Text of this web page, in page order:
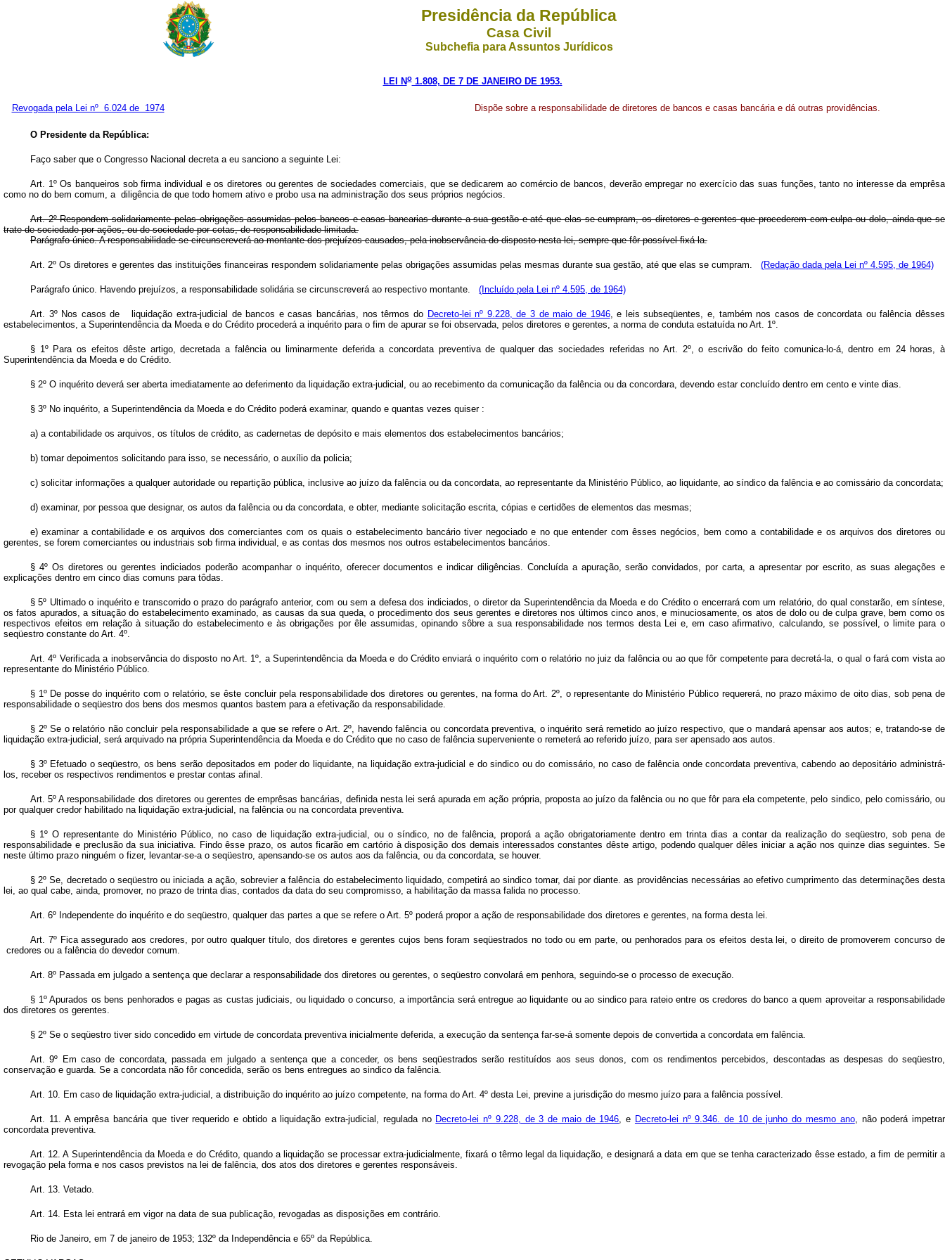
Presidência da República
Casa Civil
Subchefia para Assuntos Jurídicos
LEI No1.808, DE 7 DE JANEIRO DE 1953.
Revogada pela Lei nº 6.024 de 1974 Dispõe sobre a responsabilidade de diretores de bancos e casas bancária e dá outras providências.
O Presidente da República:
Faço saber que o Congresso Nacional decreta a eu sanciono a seguinte Lei:
Art. 1º Os banqueiros sob firma individual e os diretores ou gerentes de sociedades comerciais, que se dedicarem ao comércio de bancos, deverão empregar no exercício das suas funções, tanto no interesse da emprêsa
como no do bem comum, a diligência de que todo homem ativo e probo usa na administração dos seus próprios negócios.
Art.2º Respondem solidariamente pelas obrigações assumidas pelos bancos e casas bancarias durante a sua gestão e até que elas se cumpram, os diretores e gerentes que procederem com culpa ou dolo, ainda que se
trate de sociedade por ações, ou de sociedade por cotas, de responsabilidade limitada.
Parágrafo único. A responsabilidade se circunscreverá ao montante dos prejuízos causados, pela inobservância do disposto nesta lei, sempre que fôr possível fixá-la.
Art. 2º Os diretores e gerentes das instituições financeiras respondem solidariamente pelas obrigações assumidas pelas mesmas durante sua gestão, até que elas se cumpram. (Redação dada pela Lei nº 4.595, de 1964)
Parágrafo único. Havendo prejuízos, a responsabilidade solidária se circunscreverá ao respectivo montante. (Incluído pela Lei nº 4.595, de 1964)
Art. 3º Nos casos de liquidação extra-judicial de bancos e casas bancárias, nos têrmos do Decreto-lei nº 9.228, de 3 de maio de 1946, e leis subseqüentes, e, também nos casos de concordata ou falência dêsses
estabelecimentos, a Superintendência da Moeda e do Crédito procederá a inquérito para o fim de apurar se foi observada, pelos diretores e gerentes, a norma de conduta estatuída no Art. 1º.
§ 1º Para os efeitos dêste artigo, decretada a falência ou liminarmente deferida a concordata preventiva de qualquer das sociedades referidas no Art. 2º, o escrivão do feito comunica-lo-á, dentro em 24 horas, à
Superintendência da Moeda e do Crédito.
§ 2º O inquérito deverá ser aberta imediatamente ao deferimento da liquidação extra-judicial, ou ao recebimento da comunicação da falência ou da concordara, devendo estar concluído dentro em cento e vinte dias.
§ 3º No inquérito, a Superintendência da Moeda e do Crédito poderá examinar, quando e quantas vezes quiser :
a) a contabilidade os arquivos, os títulos de crédito, as cadernetas de depósito e mais elementos dos estabelecimentos bancários;
b) tomar depoimentos solicitando para isso, se necessário, o auxílio da policia;
c) solicitar informações a qualquer autoridade ou repartição pública, inclusive ao juízo da falência ou da concordata, ao representante da Ministério Público, ao liquidante, ao síndico da falência e ao comissário da concordata;
d) examinar, por pessoa que designar, os autos da falência ou da concordata, e obter, mediante solicitação escrita, cópias e certidões de elementos das mesmas;
e) examinar a contabilidade e os arquivos dos comerciantes com os quais o estabelecimento bancário tiver negociado e no que entender com êsses negócios, bem como a contabilidade e os arquivos dos diretores ou
gerentes, se forem comerciantes ou industriais sob firma individual, e as contas dos mesmos nos outros estabelecimentos bancários.
§ 4º Os diretores ou gerentes indiciados poderão acompanhar o inquérito, oferecer documentos e indicar diligências. Concluída a apuração, serão convidados, por carta, a apresentar por escrito, as suas alegações e
explicações dentro em cinco dias comuns para tôdas.
§ 5º Ultimado o inquérito e transcorrido o prazo do parágrafo anterior, com ou sem a defesa dos indiciados, o diretor da Superintendência da Moeda e do Crédito o encerrará com um relatório, do qual constarão, em síntese,
os fatos apurados, a situação do estabelecimento examinado, as causas da sua queda, o procedimento dos seus gerentes e diretores nos últimos cinco anos, e minuciosamente, os atos de dolo ou de culpa grave, bem como os
respectivos efeitos em relação à situação do estabelecimento e às obrigações por êle assumidas, opinando sôbre a sua responsabilidade nos termos desta Lei e, em caso afirmativo, calculando, se possível, o limite para o
seqüestro constante do Art. 4º.
Art. 4º Verificada a inobservância do disposto no Art. 1º, a Superintendência da Moeda e do Crédito enviará o inquérito com o relatório no juiz da falência ou ao que fôr competente para decretá-la, o qual o fará com vista ao
representante do Ministério Público.
§ 1º De posse do inquérito com o relatório, se êste concluir pela responsabilidade dos diretores ou gerentes, na forma do Art. 2º, o representante do Ministério Público requererá, no prazo máximo de oito dias, sob pena de
responsabilidade o seqüestro dos bens dos mesmos quantos bastem para a efetivação da responsabilidade.
§ 2º Se o relatório não concluir pela responsabilidade a que se refere o Art. 2º, havendo falência ou concordata preventiva, o inquérito será remetido ao juízo respectivo, que o mandará apensar aos autos; e, tratando-se de
liquidação extra-judicial, será arquivado na própria Superintendência da Moeda e do Crédito que no caso de falência superveniente o remeterá ao referido juízo, para ser apensado aos autos.
§ 3º Efetuado o seqüestro, os bens serão depositados em poder do liquidante, na liquidação extra-judicial e do sindico ou do comissário, no caso de falência onde concordata preventiva, cabendo ao depositário administrá-
los, receber os respectivos rendimentos e prestar contas afinal.
Art. 5º A responsabilidade dos diretores ou gerentes de emprêsas bancárias, definida nesta lei será apurada em ação própria, proposta ao juízo da falência ou no que fôr para ela competente, pelo sindico, pelo comissário, ou
por qualquer credor habilitado na liquidação extra-judicial, na falência ou na concordata preventiva.
§ 1º O representante do Ministério Público, no caso de liquidação extra-judicial, ou o síndico, no de falência, proporá a ação obrigatoriamente dentro em trinta dias a contar da realização do seqüestro, sob pena de
responsabilidade e preclusão da sua iniciativa. Findo êsse prazo, os autos ficarão em cartório à disposição dos demais interessados constantes dêste artigo, podendo qualquer dêles iniciar a ação nos quinze dias seguintes. Se
neste último prazo ninguém o fizer, levantar-se-a o seqüestro, apensando-se os autos aos da falência, ou da concordata, se houver.
§ 2º Se, decretado o seqüestro ou iniciada a ação, sobrevier a falência do estabelecimento liquidado, competirá ao sindico tomar, dai por diante. as providências necessárias ao efetivo cumprimento das determinações desta
lei, ao qual cabe, ainda, promover, no prazo de trinta dias, contados da data do seu compromisso, a habilitação da massa falida no processo.
Art. 6º Independente do inquérito e do seqüestro, qualquer das partes a que se refere o Art. 5º poderá propor a ação de responsabilidade dos diretores e gerentes, na forma desta lei.
Art. 7º Fica assegurado aos credores, por outro qualquer título, dos diretores e gerentes cujos bens foram seqüestrados no todo ou em parte, ou penhorados para os efeitos desta lei, o direito de promoverem concurso de
credores ou a falência do devedor comum.
Art. 8º Passada em julgado a sentença que declarar a responsabilidade dos diretores ou gerentes, o seqüestro convolará em penhora, seguindo-se o processo de execução.
§ 1º Apurados os bens penhorados e pagas as custas judiciais, ou liquidado o concurso, a importância será entregue ao liquidante ou ao sindico para rateio entre os credores do banco a quem aproveitar a responsabilidade
dos diretores os gerentes.
§ 2º Se o seqüestro tiver sido concedido em virtude de concordata preventiva inicialmente deferida, a execução da sentença far-se-á somente depois de convertida a concordata em falência.
Art. 9º Em caso de concordata, passada em julgado a sentença que a conceder, os bens seqüestrados serão restituídos aos seus donos, com os rendimentos percebidos, descontadas as despesas do seqüestro,
conservação e guarda. Se a concordata não fôr concedida, serão os bens entregues ao sindico da falência.
Art. 10. Em caso de liquidação extra-judicial, a distribuição do inquérito ao juízo competente, na forma do Art. 4º desta Lei, previne a jurisdição do mesmo juízo para a falência possível.
Art. 11. A emprêsa bancária que tiver requerido e obtido a liquidação extra-judicial, regulada no Decreto-lei nº 9.228, de 3 de maio de 1946, e Decreto-lei nº 9.346. de 10 de junho do mesmo ano, não poderá impetrar
concordata preventiva.
Art. 12. A Superintendência da Moeda e do Crédito, quando a liquidação se processar extra-judicialmente, fixará o têrmo legal da liquidação, e designará a data em que se tenha caracterizado êsse estado, a fim de permitir a
revogação pela forma e nos casos previstos na lei de falência, dos atos dos diretores e gerentes responsáveis.
Art. 13. Vetado.
Art. 14. Esta lei entrará em vigor na data de sua publicação, revogadas as disposições em contrário.
Rio de Janeiro, em 7 de janeiro de 1953; 132º da Independência e 65º da República.